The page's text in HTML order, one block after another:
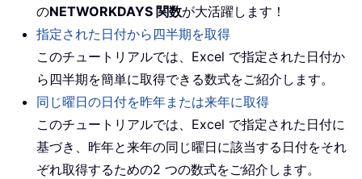
のNETWORKDAYS 関数が大活躍します！
指定された日付から四半期を取得
このチュートリアルでは、Excel で指定された日付か
ら四半期を簡単に取得できる数式をご紹介します。
同じ曜日の日付を昨年または来年に取得
このチュートリアルでは、Excel で指定された日付に
基づき、昨年と来年の同じ曜日に該当する日付をそれ
ぞれ取得するための2 つの数式をご紹介します。